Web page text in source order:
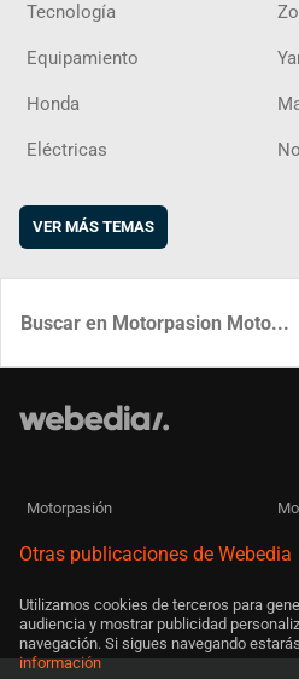
Tecnología
Equipamiento
Honda
Eléctricas
VER MÁS TEMAS
Motorpasión
Otras publicaciones de Webedia
Utilizamos cookies de terceros para
audiencia y mostrar publicidad
navegación. Si sigues navegando
información